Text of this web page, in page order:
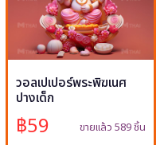
วอลเปเปอร์พระพิฆเนศ
ปางเด็ก
฿59 ขายแล้ว 589 ชิ้น